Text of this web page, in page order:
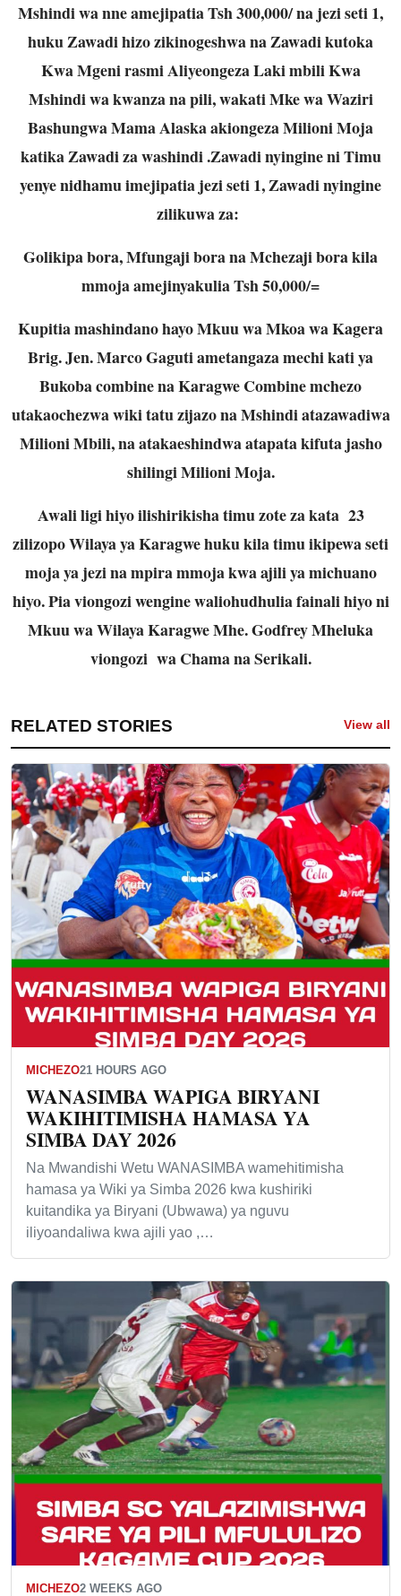
Mshindi wa nne amejipatia Tsh 300,000/ na jezi seti 1,
huku Zawadi hizo zikinogeshwa na Zawadi kutoka
Kwa Mgeni rasmi Aliyeongeza Laki mbili Kwa
Mshindi wa kwanza na pili, wakati Mke wa Waziri
Bashungwa Mama Alaska akiongeza Milioni Moja
katika Zawadi za washindi .Zawadi nyingine ni Timu
yenye nidhamu imejipatia jezi seti 1, Zawadi nyingine
zilikuwa za:
Golikipa bora, Mfungaji bora na Mchezaji bora kila
mmoja amejinyakulia Tsh 50,000/=
Kupitia mashindano hayo Mkuu wa Mkoa wa Kagera
Brig. Jen. Marco Gaguti ametangaza mechi kati ya
Bukoba combine na Karagwe Combine mchezo
utakaochezwa wiki tatu zijazo na Mshindi atazawadiwa
Milioni Mbili, na atakaeshindwa atapata kifuta jasho
shilingi Milioni Moja.
Awali ligi hiyo ilishirikisha timu zote za kata 23
zilizopo Wilaya ya Karagwe huku kila timu ikipewa seti
moja ya jezi na mpira mmoja kwa ajili ya michuano
hiyo. Pia viongozi wengine waliohudhulia fainali hiyo ni
Mkuu wa Wilaya Karagwe Mhe. Godfrey Mheluka
viongozi wa Chama na Serikali.
RELATED STORIES View all
MICHEZO21 HOURS AGO
WANASIMBA WAPIGA BIRYANI
WAKIHITIMISHA HAMASA YA
SIMBA DAY 2026
Na Mwandishi Wetu WANASIMBA wamehitimisha
hamasa ya Wiki ya Simba 2026 kwa kushiriki
kuitandika ya Biryani (Ubwawa) ya nguvu
iliyoandaliwa kwa ajili yao ,…
MICHEZO2 WEEKS AGO